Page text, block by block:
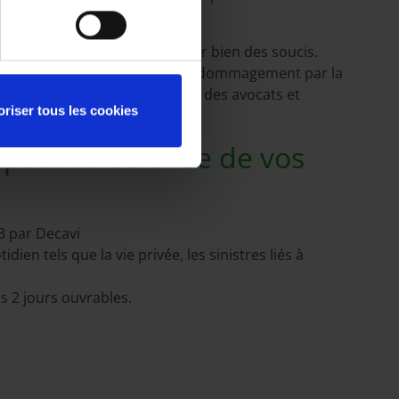
tous les cookies
hongrois.
juridique peut vous éviter bien des soucis.
d’obtenir votre dédommagement par la
en charge les honoraires des avocats et
la défense de vos
par Decavi
tels que la vie privée, les sinistres liés à
2 jours ouvrables.